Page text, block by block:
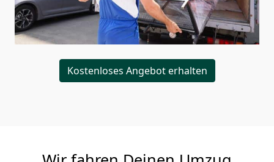
Kostenloses Angebot erhalten